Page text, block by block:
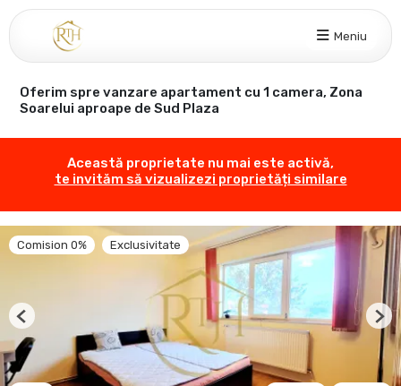
Meniu
Oferim spre vanzare apartament cu 1 camera, Zona
Soarelui aproape de Sud Plaza
Această proprietate nu mai este activă,
te invităm să vizualizezi proprietăți similare
Comision 0% Exclusivitate
Previous